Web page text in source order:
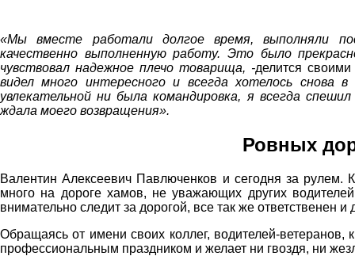
«Мы вместе работали долгое время, выполняли
качественно выполненную работу. Это было
чувствовал надежное плечо товарища, -делится
видел много интересного и всегда хотелось
увлекательной ни была командировка, я всегда
ждала моего возвращения».
Ровных
Валентин Алексеевич Павлюченков и сегодня за рулем.
много на дороге хамов, не уважающих других
внимательно следит за дорогой, все так же ответственен
Обращаясь от имени своих коллег, водителей-
профессиональным праздником и желает ни гвоздя, ни